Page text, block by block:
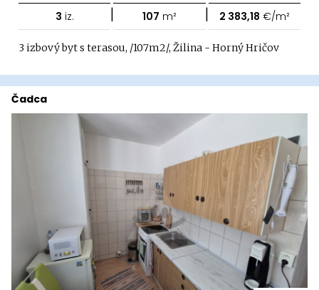
3 iz. | 107 m² | 2 383,18 €/m²
3 izbový byt s terasou, /107m2/, Žilina - Horný Hričov
Čadca